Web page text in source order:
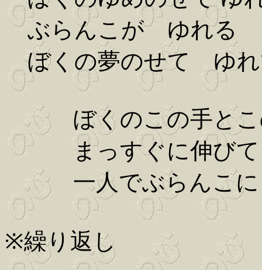
ぶらんこが ゆれる
ぼくの夢のせて ゆれ
ぼくのこの手とこ
まっすぐに伸びて
一人でぶらんこに
※繰り返し